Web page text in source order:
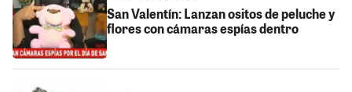
San Valentín: Lanzan ositos de peluche y
flores con cámaras espías dentro